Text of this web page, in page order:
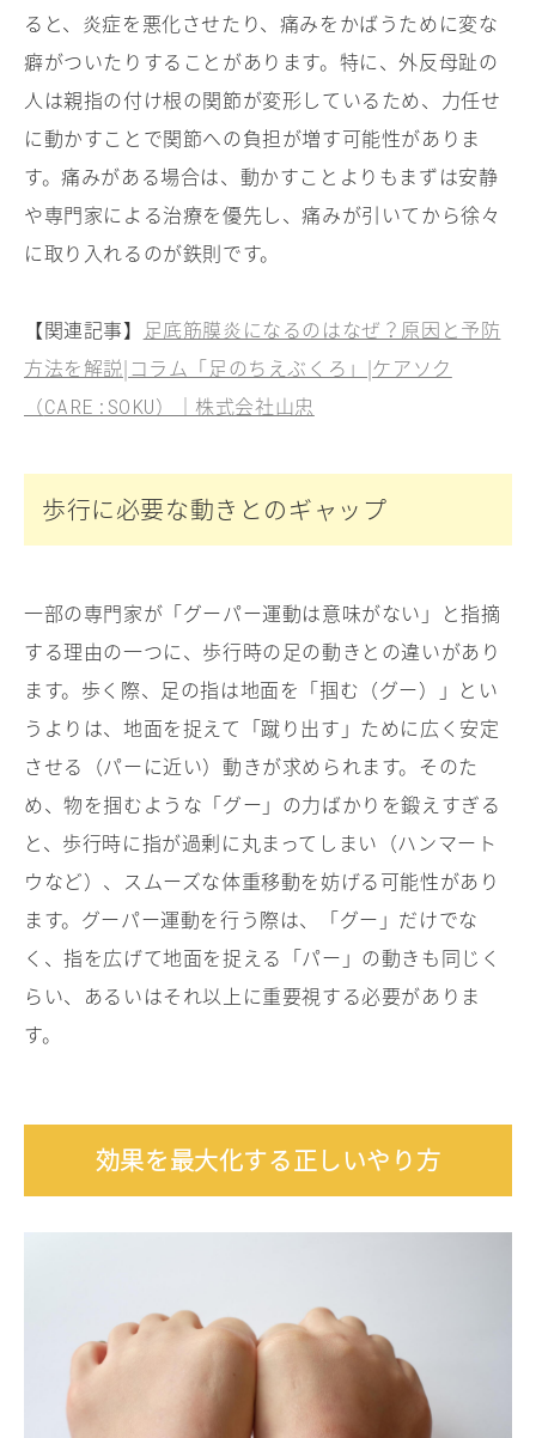
ると、炎症を悪化させたり、痛みをかばうために変な
癖がついたりすることがあります。特に、外反母趾の
人は親指の付け根の関節が変形しているため、力任せ
に動かすことで関節への負担が増す可能性がありま
す。痛みがある場合は、動かすことよりもまずは安静
や専門家による治療を優先し、痛みが引いてから徐々
に取り入れるのが鉄則です。
【関連記事】 足底筋膜炎になるのはなぜ？原因と予防
方法を解説|コラム「足のちえぶくろ」|ケアソク
（CARE:SOKU）｜株式会社山忠
歩行に必要な動きとのギャップ
一部の専門家が「グーパー運動は意味がない」と指摘
する理由の一つに、歩行時の足の動きとの違いがあり
ます。歩く際、足の指は地面を「掴む（グー）」とい
うよりは、地面を捉えて「蹴り出す」ために広く安定
させる（パーに近い）動きが求められます。そのた
め、物を掴むような「グー」の力ばかりを鍛えすぎる
と、歩行時に指が過剰に丸まってしまい（ハンマート
ウなど）、スムーズな体重移動を妨げる可能性があり
ます。グーパー運動を行う際は、「グー」だけでな
く、指を広げて地面を捉える「パー」の動きも同じく
らい、あるいはそれ以上に重要視する必要がありま
す。
効果を最大化する正しいやり方